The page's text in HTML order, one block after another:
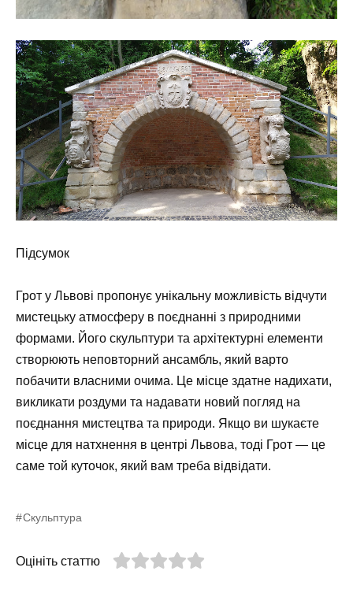
Підсумок
Грот у Львові пропонує унікальну можливість відчути
мистецьку атмосферу в поєднанні з природними
формами. Його скульптури та архітектурні елементи
створюють неповторний ансамбль, який варто
побачити власними очима. Це місце здатне надихати,
викликати роздуми та надавати новий погляд на
поєднання мистецтва та природи. Якщо ви шукаєте
місце для натхнення в центрі Львова, тоді Грот — це
саме той куточок, який вам треба відвідати.
Скульптура
Оцініть статтю